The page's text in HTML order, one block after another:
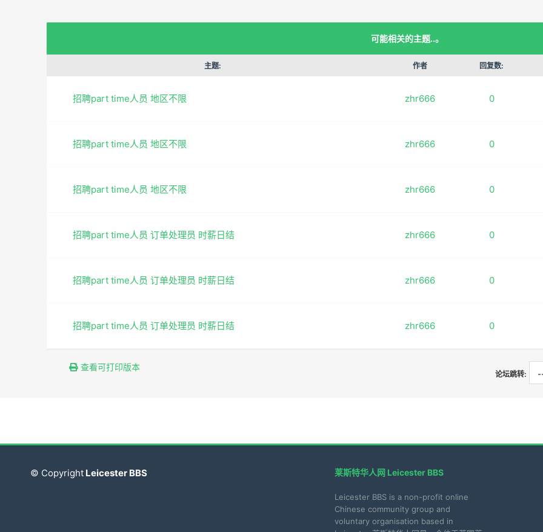
可能相关的主题..。
主题: 作者 回复数:
招聘part time人员 地区不限 zhr666 0
招聘part time人员 地区不限 zhr666 0
招聘part time人员 地区不限 zhr666 0
招聘part time人员 订单处理员 时薪日结 zhr666 0
招聘part time人员 订单处理员 时薪日结 zhr666 0
招聘part time人员 订单处理员 时薪日结 zhr666 0
查看可打印版本
论坛跳转:
© Copyright Leicester BBS 莱斯特华人网 Leicester BBS
Leicester BBS is a non-profit online
Chinese community group and
voluntary organisation based in